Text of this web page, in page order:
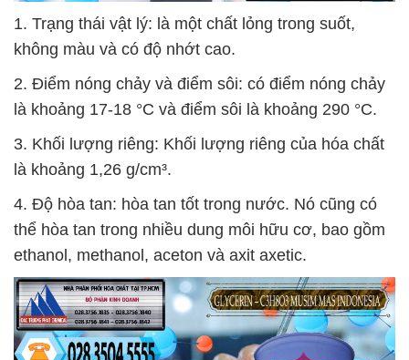
1. Trạng thái vật lý: là một chất lỏng trong suốt,
không màu và có độ nhớt cao.
2. Điểm nóng chảy và điểm sôi: có điểm nóng chảy
là khoảng 17-18 °C và điểm sôi là khoảng 290 °C.
3. Khối lượng riêng: Khối lượng riêng của hóa chất
là khoảng 1,26 g/cm³.
4. Độ hòa tan: hòa tan tốt trong nước. Nó cũng có
thể hòa tan trong nhiều dung môi hữu cơ, bao gồm
ethanol, methanol, aceton và axit axetic.